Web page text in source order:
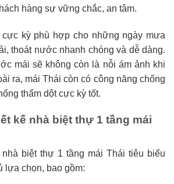
hàng sự vững chắc, an tâm.
cực kỳ phù hợp cho những ngày mưa
thoát nước nhanh chóng và dễ dàng.
mái sẽ không còn là nỗi ám ảnh khi
ra, mái Thái còn có công năng chống
thấm dột cực kỳ tốt.
kế nhà biệt thự 1 tầng mái
biệt thự 1 tầng mái Thái tiêu biểu
lựa chọn, bao gồm: